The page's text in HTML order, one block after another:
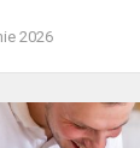
2026